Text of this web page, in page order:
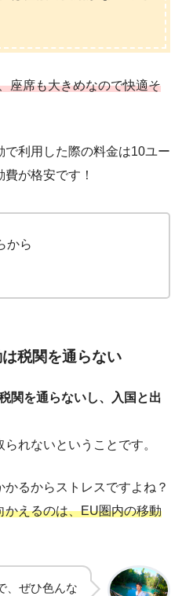
座席も大きめなので快適そ
利用した際の料金は10ユー
が格安です！
から
税関を通らない
関を通らないし、入国と出
れないということです。
るからストレスですよね？
かえるのは、EU圏内の移動
、ぜひ色んな